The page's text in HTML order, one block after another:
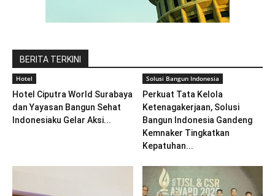
BERITA TERKINI
Hotel
Hotel Ciputra World Surabaya
dan Yayasan Bangun Sehat
Indonesiaku Gelar Aksi...
Solusi Bangun Indonesia
Perkuat Tata Kelola
Ketenagakerjaan, Solusi
Bangun Indonesia Gandeng
Kemnaker Tingkatkan
Kepatuhan...